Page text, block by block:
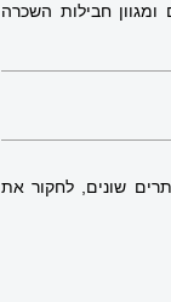
חבילות השכרה
שונים, לחקור את